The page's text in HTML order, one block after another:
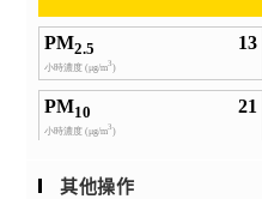
其他操作